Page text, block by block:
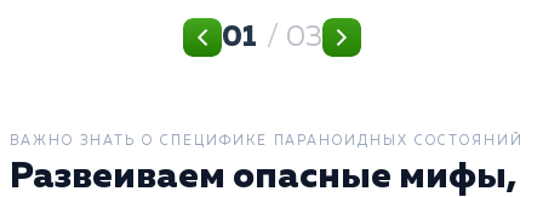
01 / 03
ВАЖНО ЗНАТЬ О СПЕЦИФИКЕ ПАРАНОИДНЫХ СОСТОЯНИЙ
Развеиваем опасные мифы,